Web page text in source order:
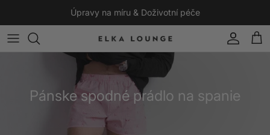
Preskočiť na obsah
Úpravy na míru & Doživotní péče
Účet
Pánske spodné prádlo na spanie